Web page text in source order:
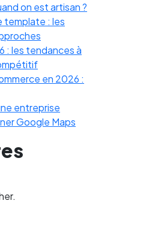
on est artisan ?
template : les
: les tendances à
en 2026 :
entreprise
Google Maps